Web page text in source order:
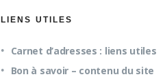
LIENS UTILES
Carnet d’adresses : liens utiles
Bon à savoir – contenu du site